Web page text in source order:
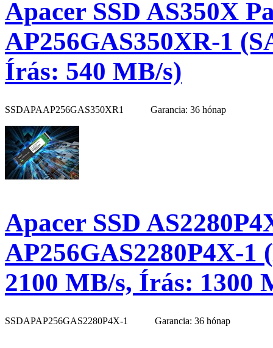
Apacer SSD AS350X
AP256GAS350XR-1
Írás: 540 MB/s)
SSDAPAAP256GAS350XR1 Garancia: 36 hónap
Apacer SSD
AP256GAS2280P4X-1
2100 MB/s, Írás: 1300
SSDAPAP256GAS2280P4X-1 Garancia: 36 hónap